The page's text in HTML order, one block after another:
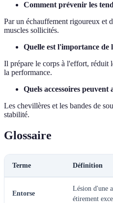
Comment prévenir les
Par un échauffement rigoureux et
muscles sollicités.
Quelle est l'importance de
Il prépare le corps à l'effort, réduit
la performance.
Quels accessoires
Les chevillères et les bandes de
stabilité.
Glossaire
Terme Définition
Entorse
Lésion d'une
étirement